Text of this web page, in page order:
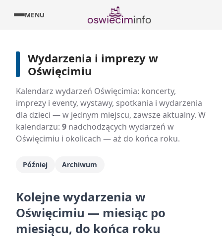
MENU
Wydarzenia i imprezy w
Oświęcimiu
Kalendarz wydarzeń Oświęcimia: koncerty,
imprezy i eventy, wystawy, spotkania i wydarzenia
dla dzieci — w jednym miejscu, zawsze aktualny. W
kalendarzu: 9 nadchodzących wydarzeń w
Oświęcimiu i okolicach — aż do końca roku.
Później Archiwum
Kolejne wydarzenia w
Oświęcimiu — miesiąc po
miesiącu, do końca roku